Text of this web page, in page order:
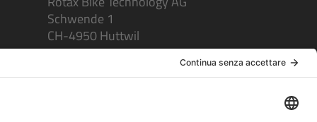
Schwende 1
CH-4950 Huttwil